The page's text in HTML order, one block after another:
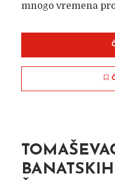
mnogo vremena